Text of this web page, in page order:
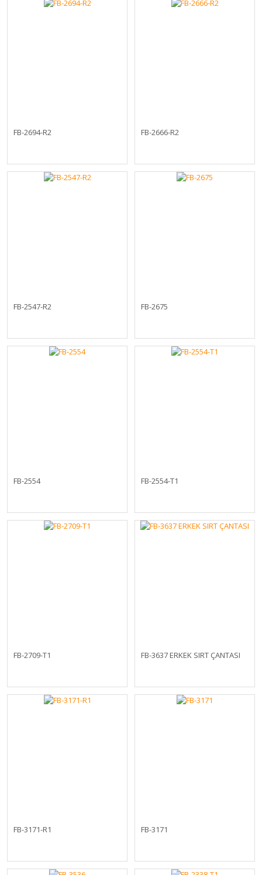
FB-2694-R2 FB-2666-R2
FB-2547-R2 FB-2675
FB-2554 FB-2554-T1
FB-2709-T1 FB-3637 ERKEK SIRT ÇANTASI
FB-3171-R1 FB-3171